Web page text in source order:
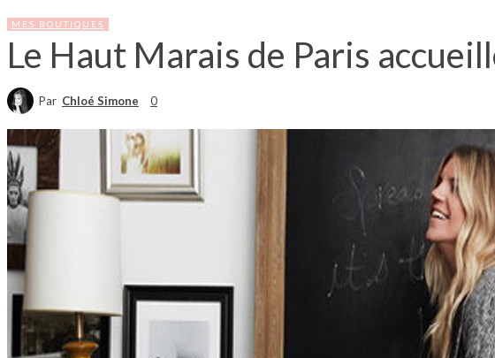
MES BOUTIQUES
Le Haut Marais de Paris
Par Chloé Simone 0